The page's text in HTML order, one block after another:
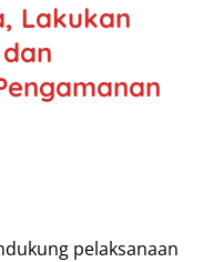
Lakukan
pelaksanaan